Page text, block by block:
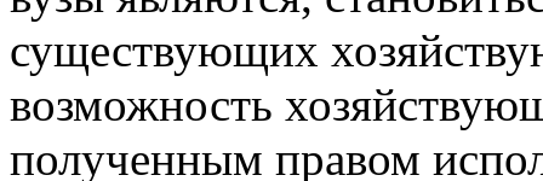
существующих
возможность
полученным правом